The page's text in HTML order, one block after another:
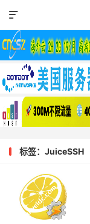

标签：JuiceSSH